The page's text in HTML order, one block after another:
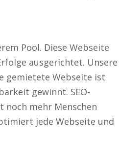
Pool. Diese Webseite
ausgerichtet. Unsere
gemietete Webseite ist
gewinnt. SEO-
noch mehr Menschen
jede Webseite und